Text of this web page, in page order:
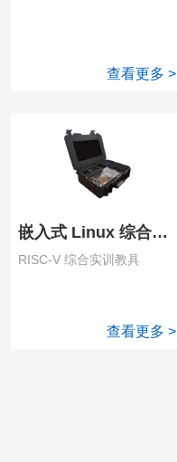
查看更多 >
嵌入式 Linux 综合实验箱
RISC-V 综合实训教具
查看更多 >